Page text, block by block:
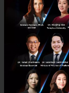
เมื่อโลกของ
เงิน SCB 10X ตอก
2021 : Global
กรกฎาคม 20, 2021|
defi SCB 10X